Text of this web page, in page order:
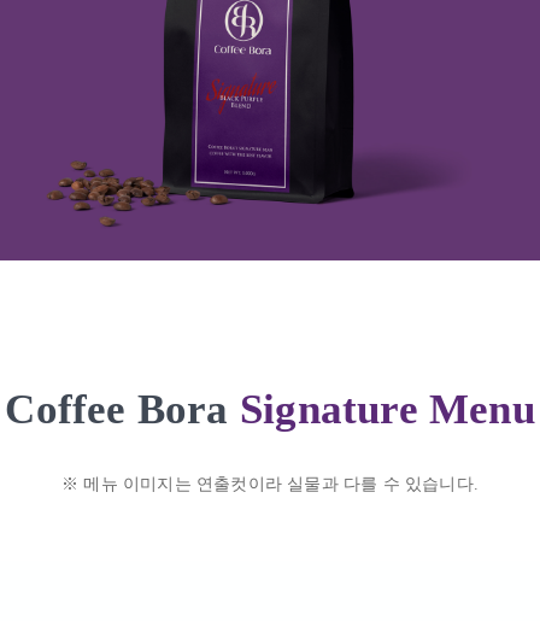
Coffee Bora Signature Menu
※ 메뉴 이미지는 연출컷이라 실물과 다를 수 있습니다.